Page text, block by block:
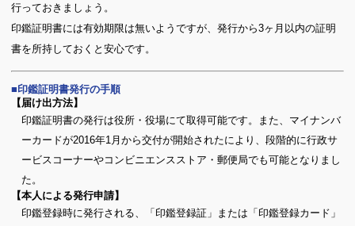
行っておきましょう。
印鑑証明書には有効期限は無いようですが、発行から3ヶ月以内の証明
書を所持しておくと安心です。
印鑑証明書発行の手順
【届け出方法】
印鑑証明書の発行は役所・役場にて取得可能です。また、マイナンバ
ーカードが2016年1月から交付が開始されたにより、段階的に行政サ
ービスコーナーやコンビニエンスストア・郵便局でも可能となりまし
た。
【本人による発行申請】
印鑑登録時に発行される、「印鑑登録証」または「印鑑登録カード」